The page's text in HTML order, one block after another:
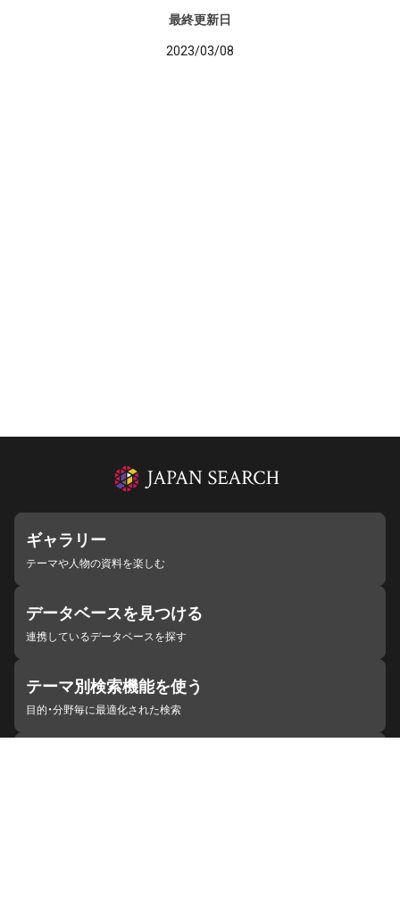
最終更新日
2023/03/08
ギャラリー
テーマや人物の資料を楽しむ
データベースを見つける
連携しているデータベースを探す
テーマ別検索機能を使う
目的・分野毎に最適化された検索